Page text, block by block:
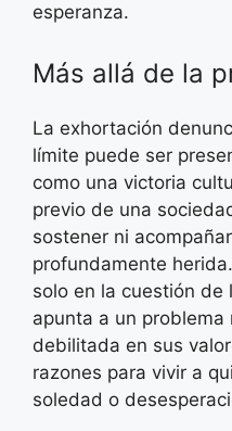
esperanza.
Más allá de la
La exhortación
límite puede ser
como una victoria
previo de una
sostener ni
profundamente
solo en la cuestión de
apunta a un problema
debilitada en sus
razones para vivir a
soledad o